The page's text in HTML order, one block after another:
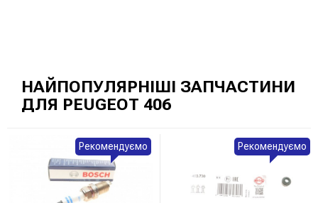
НАЙПОПУЛЯРНІШІ ЗАПЧАСТИНИ
ДЛЯ PEUGEOT 406
Рекомендуємо Рекомендуємо